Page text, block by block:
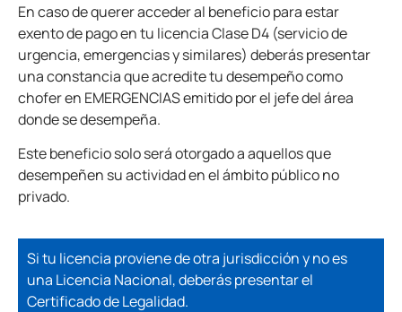
En caso de querer acceder al beneficio para estar
exento de pago en tu licencia Clase D4 (servicio de
urgencia, emergencias y similares) deberás presentar
una constancia que acredite tu desempeño como
chofer en EMERGENCIAS emitido por el jefe del área
donde se desempeña.
Este beneficio solo será otorgado a aquellos que
desempeñen su actividad en el ámbito público no
privado.
Si tu licencia proviene de otra jurisdicción y no es
una Licencia Nacional, deberás presentar el
Certificado de Legalidad.